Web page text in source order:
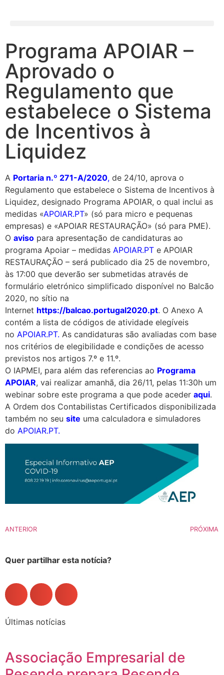
Programa APOIAR –
Aprovado o
Regulamento que
estabelece o Sistema
de Incentivos à
Liquidez
A Portaria n.º 271-A/2020, de 24/10, aprova o
Regulamento que estabelece o Sistema de Incentivos à
Liquidez, designado Programa APOIAR, o qual inclui as
medidas «APOIAR.PT» (só para micro e pequenas
empresas) e «APOIAR RESTAURAÇÃO» (só para PME).
O aviso para apresentação de candidaturas ao
programa Apoiar – medidas APOIAR.PT e APOIAR
RESTAURAÇÃO – será publicado dia 25 de novembro,
às 17:00 que deverão ser submetidas através de
formulário eletrónico simplificado disponível no Balcão
2020, no sítio na
Internet https://balcao.portugal2020.pt. O Anexo A
contém a lista de códigos de atividade elegíveis
no APOIAR.PT. As candidaturas são avaliadas com base
nos critérios de elegibilidade e condições de acesso
previstos nos artigos 7.º e 11.º.
O IAPMEI, para além das referencias ao Programa
APOIAR, vai realizar amanhã, dia 26/11, pelas 11:30h um
webinar sobre este programa a que pode aceder aqui.
A Ordem dos Contabilistas Certificados disponibilizada
também no seu site uma calculadora e simuladores
do APOIAR.PT.
ANTERIOR PRÓXIMA
Quer partilhar esta notícia?
Últimas notícias
Associação Empresarial de